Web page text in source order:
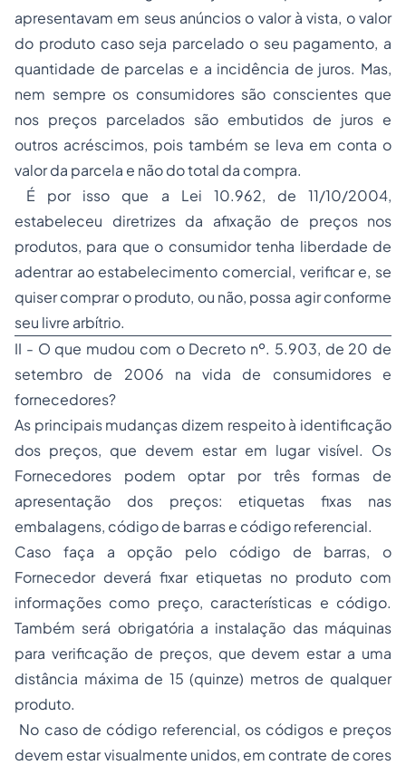
apresentavam em seus anúncios o valor à vista, o valor
do produto caso seja parcelado o seu pagamento, a
quantidade de parcelas e a incidência de juros. Mas,
nem sempre os consumidores são conscientes que
nos preços parcelados são embutidos de juros e
outros acréscimos, pois também se leva em conta o
valor da parcela e não do total da compra.
É por isso que a Lei 10.962, de 11/10/2004,
estabeleceu diretrizes da afixação de preços nos
produtos, para que o consumidor tenha liberdade de
adentrar ao estabelecimento comercial, verificar e, se
quiser comprar o produto, ou não, possa agir conforme
seu livre arbítrio.
II - O que mudou com o Decreto nº. 5.903, de 20 de
setembro de 2006 na vida de consumidores e
fornecedores?
As principais mudanças dizem respeito à identificação
dos preços, que devem estar em lugar visível. Os
Fornecedores podem optar por três formas de
apresentação dos preços: etiquetas fixas nas
embalagens, código de barras e código referencial.
Caso faça a opção pelo código de barras, o
Fornecedor deverá fixar etiquetas no produto com
informações como preço, características e código.
Também será obrigatória a instalação das máquinas
para verificação de preços, que devem estar a uma
distância máxima de 15 (quinze) metros de qualquer
produto.
No caso de código referencial, os códigos e preços
devem estar visualmente unidos, em contrate de cores